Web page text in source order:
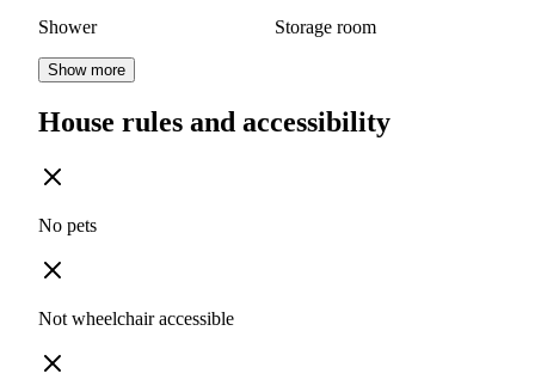
Shower Storage room
Show more
House rules and accessibility
No pets
Not wheelchair accessible